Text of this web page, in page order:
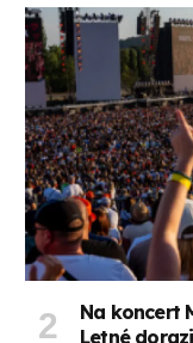
Na koncert
Letné